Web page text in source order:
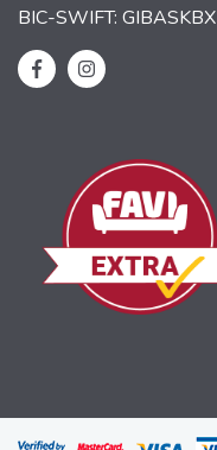
BIC-SWIFT: GIBASKBX